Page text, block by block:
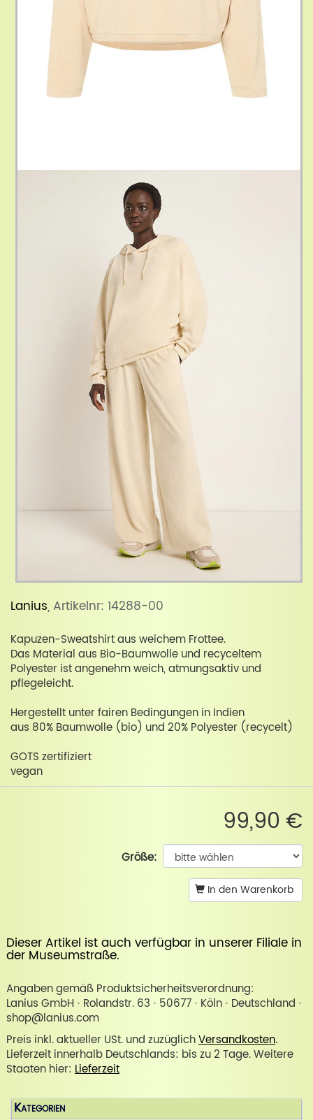
Lanius, Artikelnr: 14288-00
Kapuzen-Sweatshirt aus weichem Frottee.
Das Material aus Bio-Baumwolle und recyceltem
Polyester ist angenehm weich, atmungsaktiv und
pflegeleicht.
Hergestellt unter fairen Bedingungen in Indien
aus 80% Baumwolle (bio) und 20% Polyester (recycelt)
GOTS zertifiziert
vegan
99,90 €
Größe:
In den Warenkorb
Dieser Artikel ist auch verfügbar in unserer Filiale in
der Museumstraße.
Angaben gemäß Produktsicherheitsverordnung:
Lanius GmbH · Rolandstr. 63 · 50677 · Köln · Deutschland ·
shop@lanius.com
Preis inkl. aktueller USt. und zuzüglichVersandkosten.
Lieferzeit innerhalb Deutschlands: bis zu 2 Tage. Weitere
Staaten hier: Lieferzeit
Kategorien